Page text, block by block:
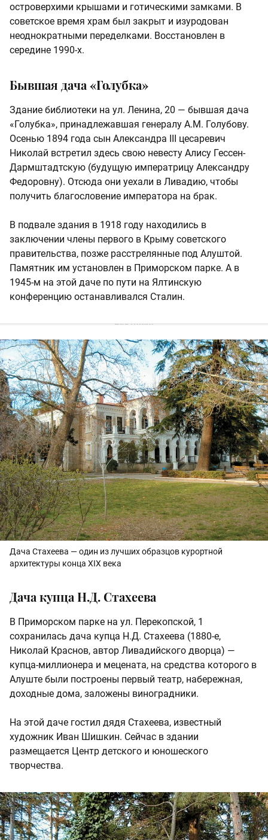
островерхими крышами и готическими замками. В
советское время храм был закрыт и изуродован
неоднократными переделками. Восстановлен в
середине 1990-х.
Бывшая дача «Голубка»
Здание библиотеки на ул. Ленина, 20 — бывшая дача
«Голубка», принадлежавшая генералу А.М. Голубову.
Осенью 1894 года сын Александра III цесаревич
Николай встретил здесь свою невесту Алису Гессен-
Дармштадтскую (будущую императрицу Александру
Федоровну). Отсюда они уехали в Ливадию, чтобы
получить благословение императора на брак.
В подвале здания в 1918 году находились в
заключении члены первого в Крыму советского
правительства, позже расстрелянные под Алуштой.
Памятник им установлен в Приморском парке. А в
1945-м на этой даче по пути на Ялтинскую
конференцию останавливался Сталин.
Дача Стахеева — один из лучших образцов курортной
архитектуры конца XIX века
Дача купца Н.Д. Стахеева
В Приморском парке на ул. Перекопской, 1
сохранилась дача купца Н.Д. Стахеева (1880-е,
Николай Краснов, автор Ливадийского дворца) —
купца-миллионера и мецената, на средства которого в
Алуште были построены первый театр, набережная,
доходные дома, заложены виноградники.
На этой даче гостил дядя Стахеева, известный
художник Иван Шишкин. Сейчас в здании
размещается Центр детского и юношеского
творчества.